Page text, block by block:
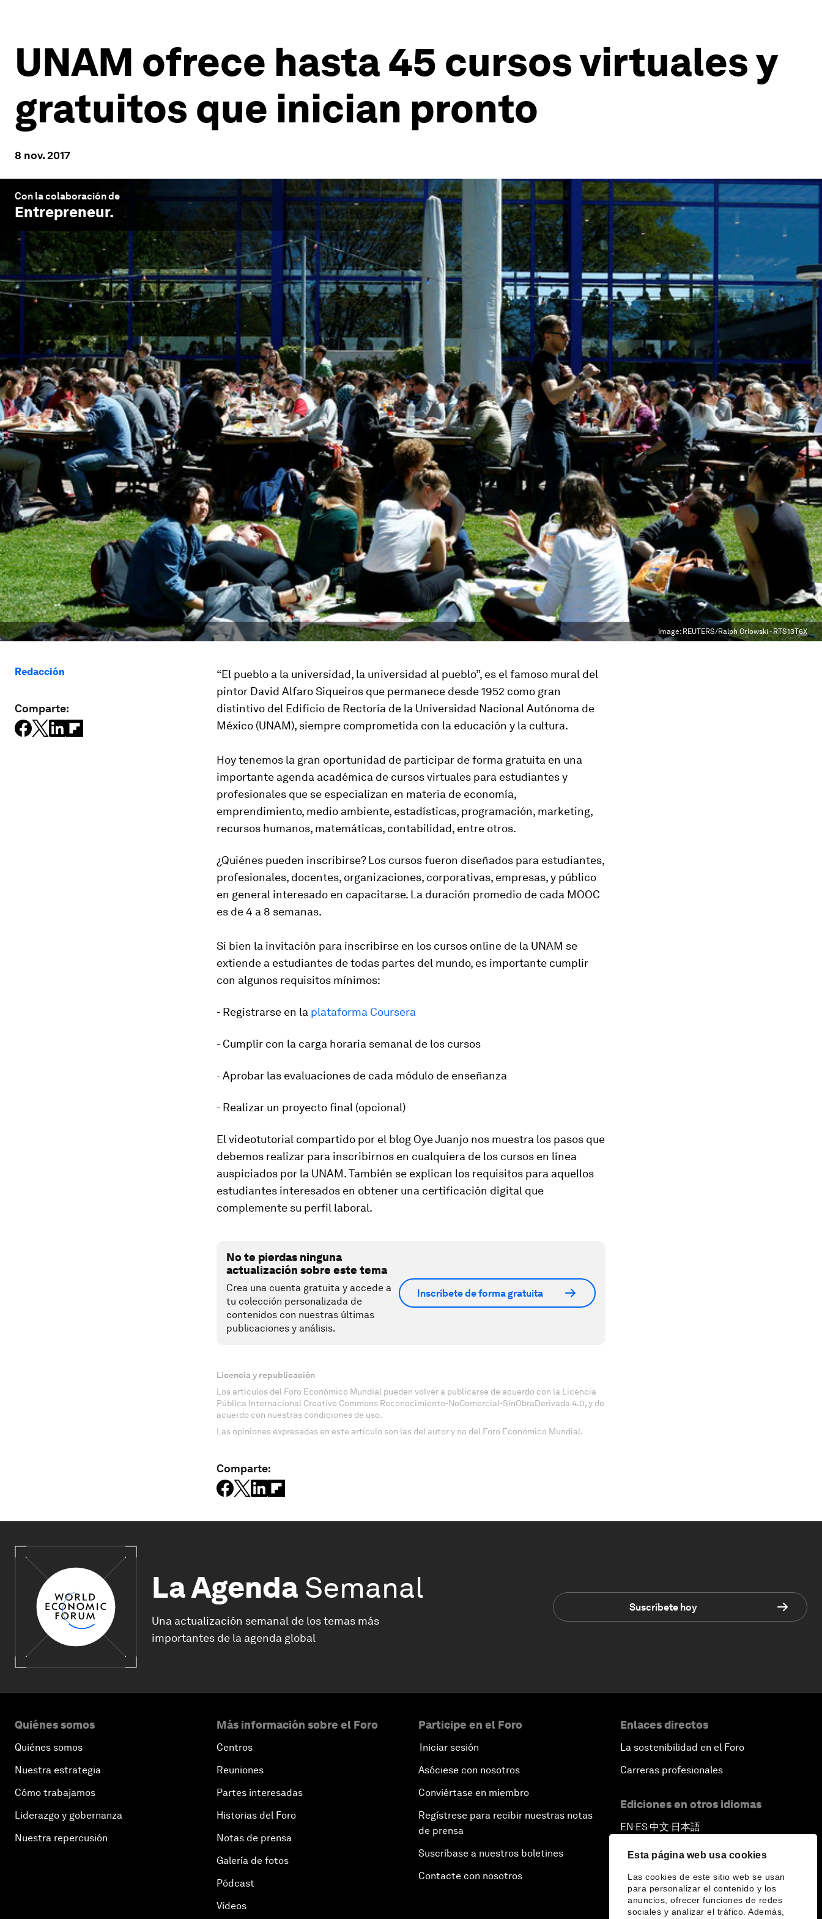
Esta página web usa cookies
Las cookies de este sitio web se usan
para personalizar el contenido y los
anuncios, ofrecer funciones de redes
sociales y analizar el tráfico. Además,
UNAM ofrece hasta 45 cursos virtuales y
gratuitos que inician pronto
8 nov. 2017
Con la colaboración de
Entrepreneur.
Image: REUTERS/Ralph Orlowski - RTS13T6X
Redacción
Comparte:
“El pueblo a la universidad, la universidad al pueblo”, es el famoso mural del
pintor David Alfaro Siqueiros que permanece desde 1952 como gran
distintivo del Edificio de Rectoría de la Universidad Nacional Autónoma de
México (UNAM), siempre comprometida con la educación y la cultura.
Hoy tenemos la gran oportunidad de participar de forma gratuita en una
importante agenda académica de cursos virtuales para estudiantes y
profesionales que se especializan en materia de economía,
emprendimiento, medio ambiente, estadísticas, programación, marketing,
recursos humanos, matemáticas, contabilidad, entre otros.
¿Quiénes pueden inscribirse? Los cursos fueron diseñados para estudiantes,
profesionales, docentes, organizaciones, corporativas, empresas, y público
en general interesado en capacitarse. La duración promedio de cada MOOC
es de 4 a 8 semanas.
Si bien la invitación para inscribirse en los cursos online de la UNAM se
extiende a estudiantes de todas partes del mundo, es importante cumplir
con algunos requisitos mínimos:
- Registrarse en la plataforma Coursera
- Cumplir con la carga horaria semanal de los cursos
- Aprobar las evaluaciones de cada módulo de enseñanza
- Realizar un proyecto final (opcional)
El videotutorial compartido por el blog Oye Juanjo nos muestra los pasos que
debemos realizar para inscribirnos en cualquiera de los cursos en línea
auspiciados por la UNAM. También se explican los requisitos para aquellos
estudiantes interesados en obtener una certificación digital que
complemente su perfil laboral.
No te pierdas ninguna
actualización sobre este tema
Crea una cuenta gratuita y accede a
tu colección personalizada de
contenidos con nuestras últimas
publicaciones y análisis.
Inscríbete de forma gratuita
Licencia y republicación
Los artículos del Foro Económico Mundial pueden volver a publicarse de acuerdo con la Licencia
Pública Internacional Creative Commons Reconocimiento-NoComercial-SinObraDerivada 4.0, y de
acuerdo con nuestras condiciones de uso.
Las opiniones expresadas en este artículo son las del autor y no del Foro Económico Mundial.
Comparte:
La Agenda Semanal
Una actualización semanal de los temas más
importantes de la agenda global
Suscríbete hoy
Quiénes somos
Quiénes somos
Nuestra estrategia
Cómo trabajamos
Liderazgo y gobernanza
Nuestra repercusión
Más información sobre el Foro
Centros
Reuniones
Partes interesadas
Historias del Foro
Notas de prensa
Galería de fotos
Pódcast
Vídeos
Participe en el Foro
Iniciar sesión
Asóciese con nosotros
Conviértase en miembro
Regístrese para recibir nuestras notas
de prensa
Suscríbase a nuestros boletines
Contacte con nosotros
Enlaces directos
La sostenibilidad en el Foro
Carreras profesionales
Ediciones en otros idiomas
EN ▪ES▪中文▪ 日本語